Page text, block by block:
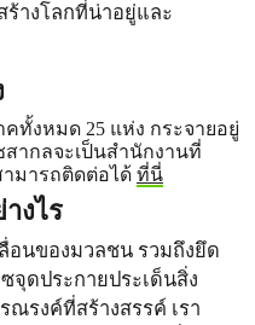
ร้างโลกที่น่าอยู่และ
ทั้งหมด 25 แห่ง กระจายอยู่
ากลจะเป็นสำนักงานที่
มารถติดต่อได้ ที่นี่
งไร
อนของมวลชน รวมถึงยึด
ดประกายประเด็นสิ่ง
รงค์ที่สร้างสรรค์ เรา